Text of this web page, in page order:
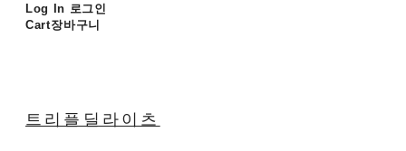
Log In 로그인
Cart장바구니
트리플딜라이츠